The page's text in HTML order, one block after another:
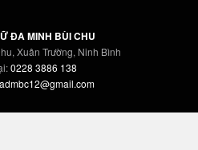
ĐA MINH BÙI CHU
Xuân Trường, Ninh Bình
0228 3886 138